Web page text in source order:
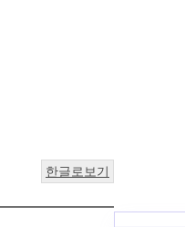
한글로보기